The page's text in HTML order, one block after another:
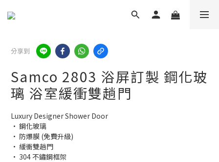
分享到
Samco 2803 浴屏訂製 鋼化玻
璃 浴室緩衝雙趟門
Luxury Designer Shower Door
• 鋼化玻璃
• 防爆膜 (免費升級)
• 緩衝雙趟門
• 304 不鏽鋼框架